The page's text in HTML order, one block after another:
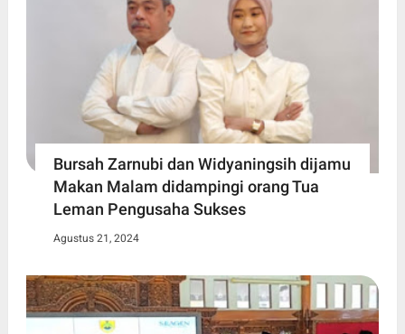
Bursah Zarnubi dan Widyaningsih dijamu
Makan Malam didampingi orang Tua
Leman Pengusaha Sukses
Agustus 21, 2024